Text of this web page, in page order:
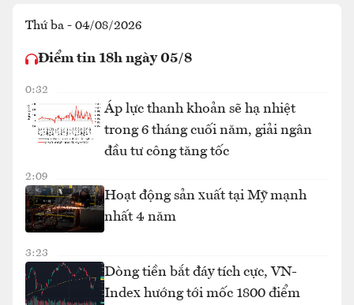
Thứ ba - 04/08/2026
Điểm tin 18h ngày 05/8
0:32
Áp lực thanh khoản sẽ hạ nhiệt
trong 6 tháng cuối năm, giải ngân
đầu tư công tăng tốc
2:09
Hoạt động sản xuất tại Mỹ mạnh
nhất 4 năm
3:23
Dòng tiền bắt đáy tích cực, VN-
Index hướng tới mốc 1800 điểm